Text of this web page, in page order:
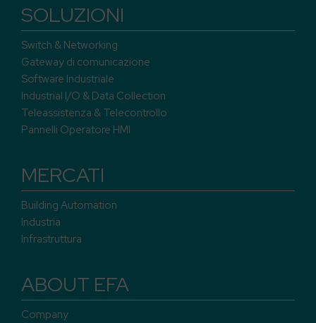
SOLUZIONI
Switch & Networking
Gateway di comunicazione
Software Industriale
Industrial I/O & Data Collection
Teleassistenza & Telecontrollo
Pannelli Operatore HMI
MERCATI
Building Automation
Industria
Infrastruttura
ABOUT EFA
Company